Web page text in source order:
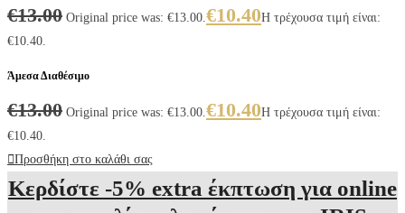
€13.00 Original price was: €13.00.€10.40Η τρέχουσα τιμή είναι:
€10.40.
Άμεσα Διαθέσιμο
€13.00 Original price was: €13.00.€10.40Η τρέχουσα τιμή είναι:
€10.40.
Προσθήκη στο καλάθι σας
Κερδίστε -5% extra έκπτωση για online